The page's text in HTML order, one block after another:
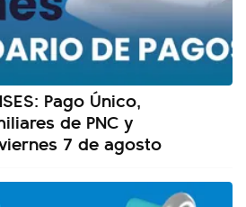
Pago Único,
de PNC y
7 de agosto